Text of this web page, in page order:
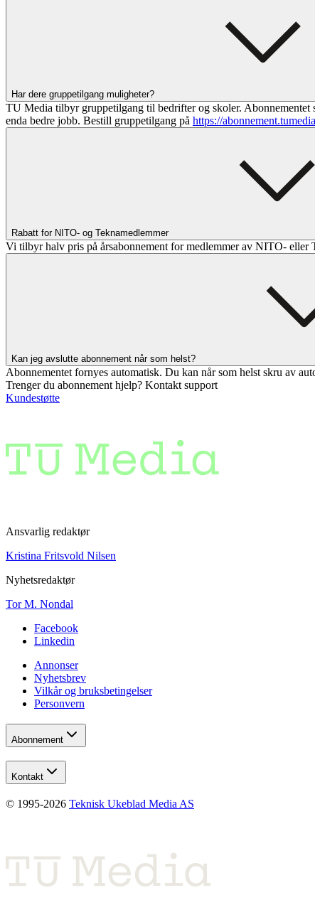
Har dere gruppetilgang muligheter?
TU Media tilbyr gruppetilgang til bedrifter og skoler. Abonnementet
enda bedre jobb. Bestill gruppetilgang på https://
Rabatt for NITO- og Teknamedlemmer
Vi tilbyr halv pris på årsabonnement for medlemmer av NITO-
Kan jeg avslutte abonnement når som helst?
Abonnementet fornyes automatisk. Du kan når som helst skru av
Trenger du abonnement hjelp? Kontakt support
Kundestøtte
Ansvarlig redaktør
Kristina Fritsvold Nilsen
Nyhetsredaktør
Tor M. Nondal
Facebook
Linkedin
Annonser
Nyhetsbrev
Vilkår og bruksbetingelser
Personvern
Abonnement
Kontakt
© 1995-2026 Teknisk Ukeblad Media AS